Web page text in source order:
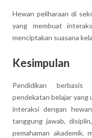
Hewan peliharaan di
yang membuat
menciptakan suasana
Kesimpulan
Pendidikan berbasis
pendekatan belajar yang
interaksi dengan
tanggung jawab,
pemahaman